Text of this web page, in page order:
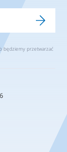
będziemy przetwarzać